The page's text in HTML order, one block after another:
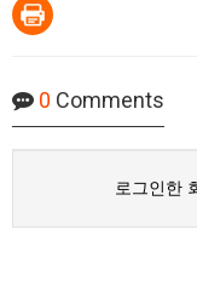
0 Comments
로그인한